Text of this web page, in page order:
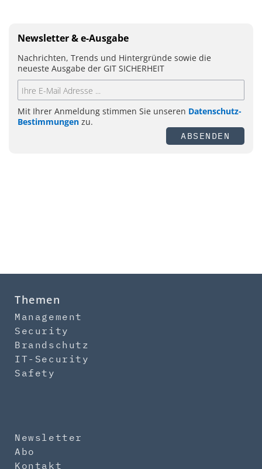
Newsletter & e-Ausgabe
Nachrichten, Trends und Hintergründe sowie die
neueste Ausgabe der GIT SICHERHEIT
Mit Ihrer Anmeldung stimmen Sie unseren Datenschutz-
Bestimmungen zu.
ABSENDEN
Themen
Management
Security
Brandschutz
IT-Security
Safety
Newsletter
Abo
Kontakt